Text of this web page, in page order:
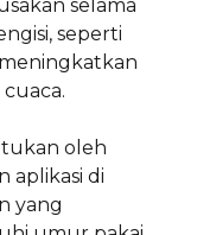
selama
seperti
oleh
aplikasi di
yang